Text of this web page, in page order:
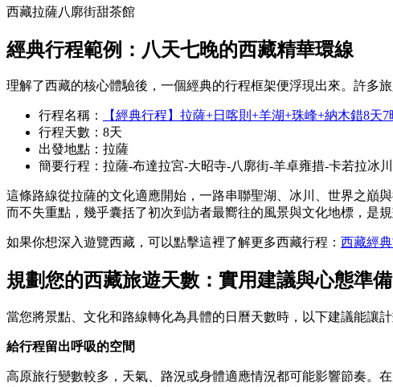
西藏拉薩八廓街甜茶館
經典行程範例：八天七晚的西藏精華環線
理解了西藏的核心體驗後，一個經典的行程框架便浮現出來。許多
行程名稱：
【經典行程】拉薩+日喀則+羊湖+珠峰+納木錯8天7
行程天數：8天
出發地點：拉薩
簡要行程：拉薩-布達拉宮-大昭寺-八廓街-羊卓雍措-卡若拉冰
這條路線從拉薩的文化適應開始，一路串聯聖湖、冰川、世界之巔
而不失重點，幾乎囊括了初次到訪者最嚮往的風景與文化地標，是
如果你想深入遊覽西藏，可以點擊這裡了解更多西藏行程： 西藏經
規劃您的西藏旅遊天數：實用建議與心態準備
當您將景點、文化和路線轉化為具體的日曆天數時，以下建議能讓計
給行程留出呼吸的空間
高原旅行變數較多，天氣、路況或身體適應情況都可能影響節奏。